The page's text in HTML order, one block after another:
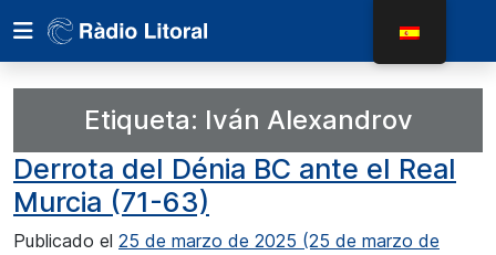
Etiqueta: Iván Alexandrov
Derrota del Dénia BC ante el Real
Murcia (71-63)
Publicado el 25 de marzo de 2025 (25 de marzo de